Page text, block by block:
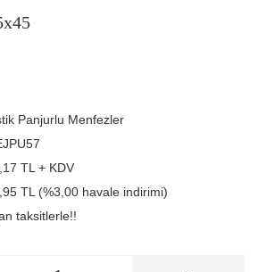
Panjurlu Menfezler
TL + KDV
TL (%3,00 havale indirimi)
taksitlerle!!